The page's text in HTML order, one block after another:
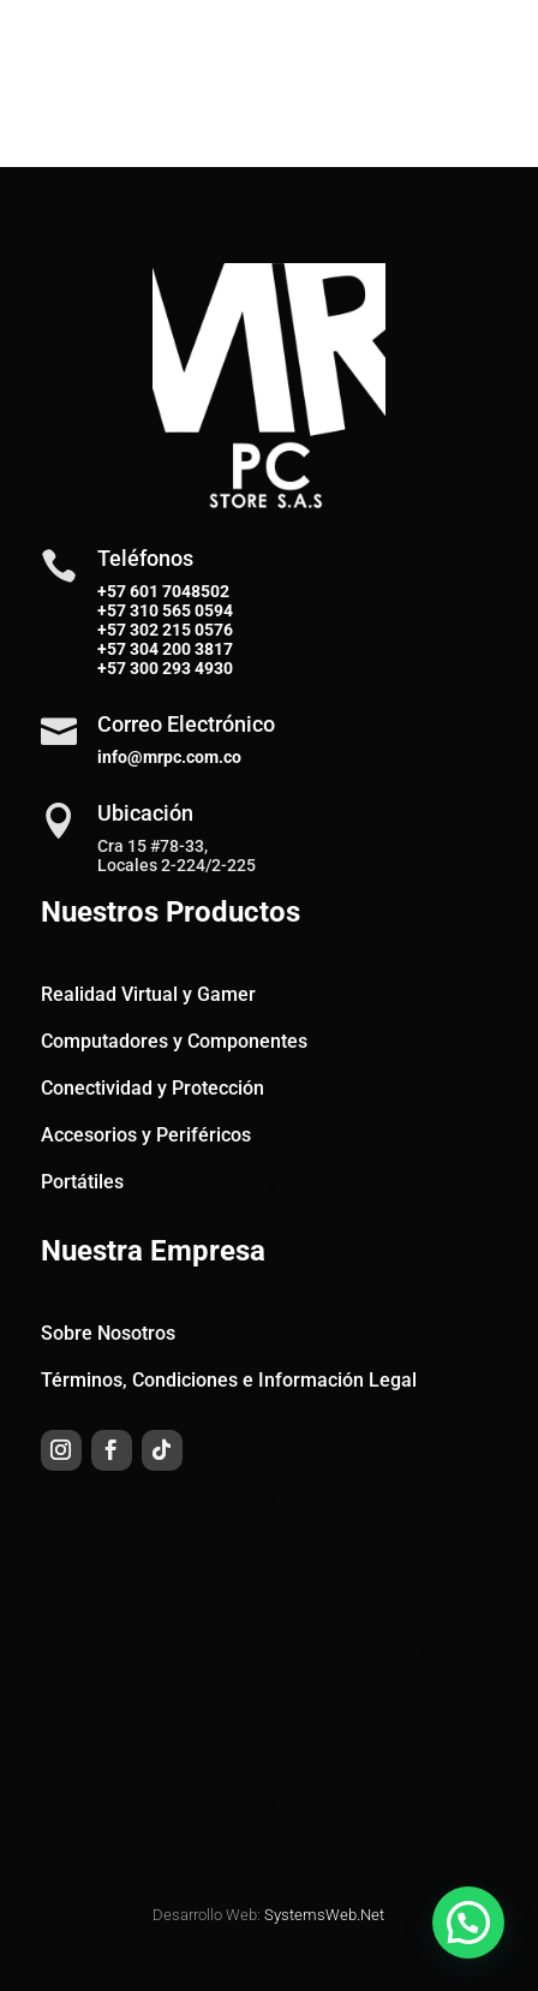
 Teléfonos
+57 601 7048502
+57310 565 0594
+57302 215 0576
+57304 200 3817
+57300 293 4930
 Correo Electrónico
info@mrpc.com.co
 Ubicación
Cra 15 #78-33,
Locales 2-224/2-225
Nuestros Productos
Realidad Virtual y Gamer
Computadores y Componentes
Conectividad y Protección
Accesorios y Periféricos
Portátiles
Nuestra Empresa
Sobre Nosotros
Términos, Condiciones e Información Legal
Desarrollo Web: SystemsWeb.Net